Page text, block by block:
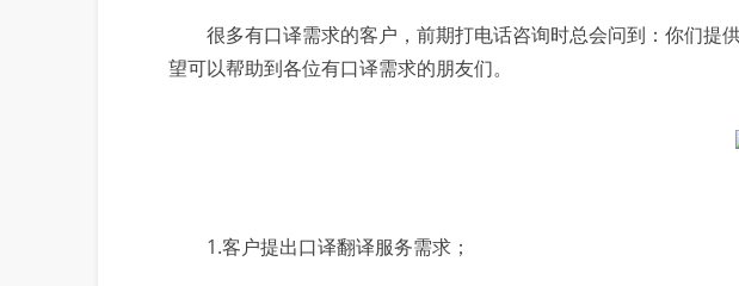
很多有口译需求的客户，前期打电话咨询时总会问到：你们提
望可以帮助到各位有口译需求的朋友们。
1.客户提出口译翻译服务需求；